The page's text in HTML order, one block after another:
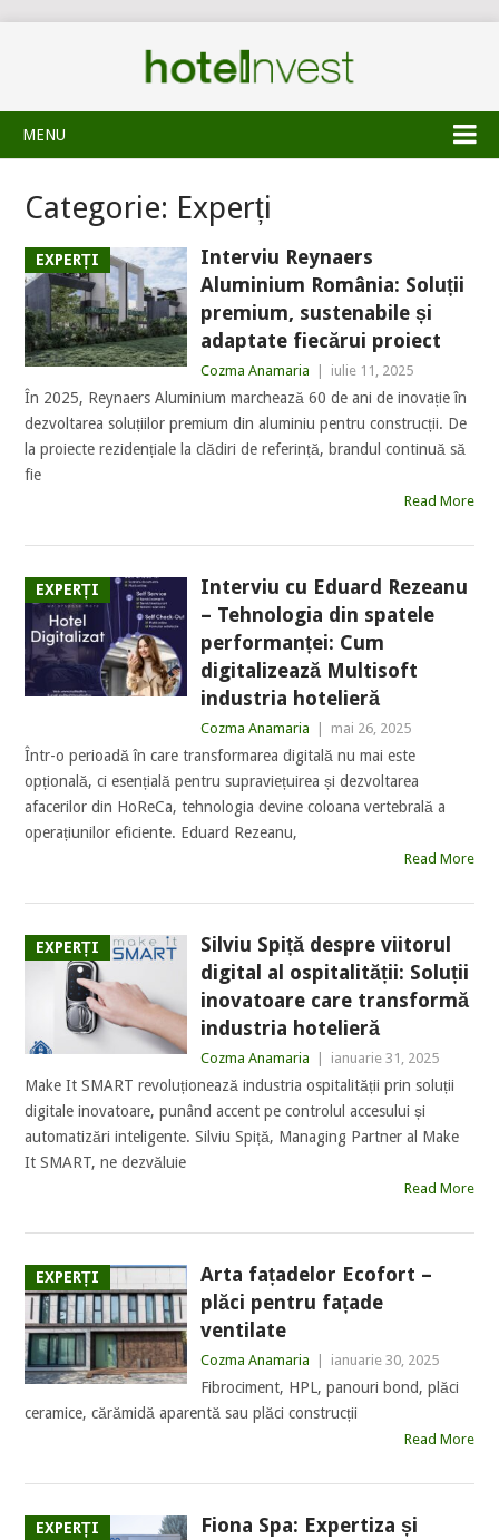
MENU
Categorie: Experți
EXPERȚI
Interviu Reynaers
Aluminium România: Soluții
premium, sustenabile și
adaptate fiecărui proiect
Cozma Anamaria iulie 11, 2025
În 2025, Reynaers Aluminium marchează 60 de ani de inovație în
dezvoltarea soluțiilor premium din aluminiu pentru construcții. De
la proiecte rezidențiale la clădiri de referință, brandul continuă să
fie
Read More
EXPERȚI
Interviu cu Eduard Rezeanu
– Tehnologia din spatele
performanței: Cum
digitalizează Multisoft
industria hotelieră
Cozma Anamaria mai 26, 2025
Într-o perioadă în care transformarea digitală nu mai este
opțională, ci esențială pentru supraviețuirea și dezvoltarea
afacerilor din HoReCa, tehnologia devine coloana vertebrală a
operațiunilor eficiente. Eduard Rezeanu,
Read More
EXPERȚI
Silviu Spiță despre viitorul
digital al ospitalității: Soluții
inovatoare care transformă
industria hotelieră
Cozma Anamaria ianuarie 31, 2025
Make It SMART revoluționează industria ospitalității prin soluții
digitale inovatoare, punând accent pe controlul accesului și
automatizări inteligente. Silviu Spiță, Managing Partner al Make
It SMART, ne dezvăluie
Read More
EXPERȚI
Arta fațadelor Ecofort –
plăci pentru fațade
ventilate
Cozma Anamaria ianuarie 30, 2025
Fibrociment, HPL, panouri bond, plăci
ceramice, cărămidă aparentă sau plăci construcții
Read More
EXPERȚI
Fiona Spa: Expertiza și